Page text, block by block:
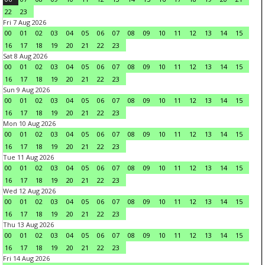
22
23
Fri 7 Aug 2026
00
01 02 03 04 05 06 07 08 09 10 11 12 13 14
15
16
17 18 19 20 21 22
23
Sat 8 Aug 2026
00
01 02 03 04 05 06 07 08 09 10 11 12 13 14
15
16
17 18 19 20 21 22
23
Sun 9 Aug 2026
00
01 02 03 04 05 06 07 08 09 10 11 12 13 14
15
16
17 18 19 20 21 22
23
Mon 10 Aug 2026
00
01 02 03 04 05 06 07 08 09 10 11 12 13 14
15
16
17 18 19 20 21 22
23
Tue 11 Aug 2026
00
01 02 03 04 05 06 07 08 09 10 11 12 13 14
15
16
17 18 19 20 21 22
23
Wed 12 Aug 2026
00
01 02 03 04 05 06 07 08 09 10 11 12 13 14
15
16
17 18 19 20 21 22
23
Thu 13 Aug 2026
00
01 02 03 04 05 06 07 08 09 10 11 12 13 14
15
16
17 18 19 20 21 22
23
Fri 14 Aug 2026